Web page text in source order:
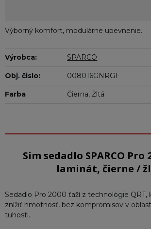
Výborný komfort, modulárne upevnenie.
Výrobca: SPARCO
Obj. čislo: 008016GNRGF
Farba Čierna, Žltá
Sim sedadlo SPARCO Pro
laminát, čierne /
Sedadlo Pro 2000 ťaží z technológie QRT,
znížiť hmotnosť, bez kompromisov v
tuhosti.